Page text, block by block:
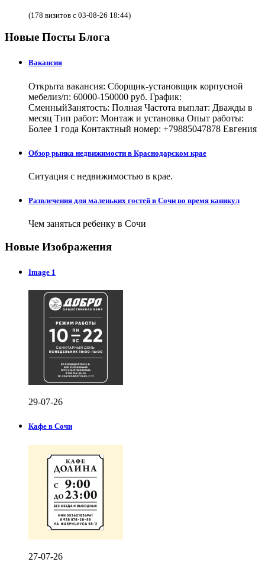
(178 визитов с 03-08-26 18:44)
Новые Посты Блога
Вакансия
Открыта вакансия: Сборщик-установщик корпусной
мебелиз/п: 60000-150000 руб. График:
СменныйЗанятость: Полная Частота выплат: Дважды в
месяц Тип работ: Монтаж и установка Опыт работы:
Более 1 года Контактный номер: +79885047878 Евгения
Обзор рынка недвижимости в Краснодарском крае
Ситуация с недвижимостью в крае.
Развлечения для маленьких гостей в Сочи во время каникул
Чем заняться ребенку в Сочи
Новые Изображения
Image 1
29-07-26
Кафе в Сочи
27-07-26